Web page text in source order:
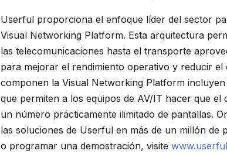
Userful proporciona el enfoque líder del sector
Visual Networking Platform. Esta arquitectura
las telecomunicaciones hasta el transporte
para mejorar el rendimiento operativo y reducir
componen la Visual Networking Platform
que permiten a los equipos de AV/IT hacer que
un número prácticamente ilimitado de pantallas.
las soluciones de Userful en más de un millón
o programar una demostración, visite